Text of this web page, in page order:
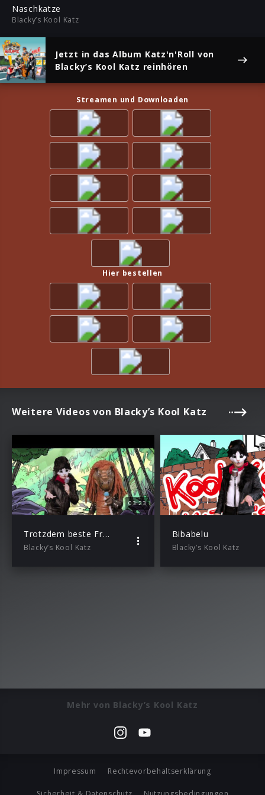
Naschkatze
Blacky’s Kool Katz
Jetzt in das Album Katz'n'Roll von
Blacky’s Kool Katz reinhören
Streamen und Downloaden
Hier bestellen
Weitere Videos von Blacky’s Kool Katz
03:23
Trotzdem beste Freunde feat. Heavysaurus
Blacky’s Kool Katz
Bibabelu
Blacky’s Kool Katz
Mehr von Blacky’s Kool Katz
Impressum Rechtevorbehaltserklärung